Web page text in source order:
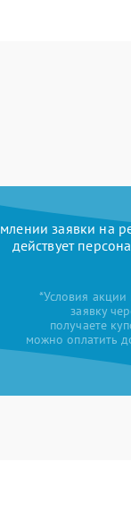
заявки на
действует
*Условия акции
заявку
получаете
можно оплатить